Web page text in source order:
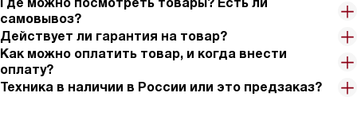
эту кнопку и все конфорки автоматически выключаются. А
потом, когда возвращаюсь, просто включаю их обратно и
продолжаю готовить.
В общем, я в восторге от этой панели! Она стала настоящим
помощником на моей кухне и сделала процесс приготовления
Где можно посмотреть товары? Есть ли
самовывоз?
Действует ли гарантия на товар?
Как можно оплатить товар, и когда внести
оплату?
Техника в наличии в России или это предзаказ?